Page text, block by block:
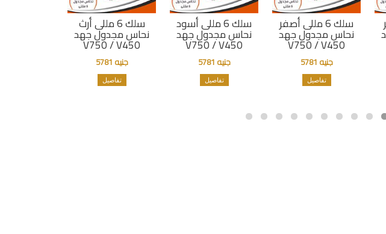
سلك 6 مللى أرث
نحاس مجدول جهد
V750 / V450
جنيه 5781
تفاصيل
سلك 6 مللى أسود
نحاس مجدول جهد
V750 / V450
جنيه 5781
تفاصيل
سلك 6 مللى أصفر
نحاس مجدول جهد
V750 / V450
جنيه 5781
تفاصيل